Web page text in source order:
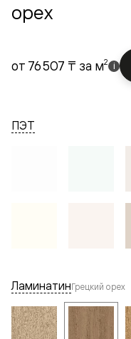
орех
от 76 507 ₸ за м2 i
ПЭТ
ЛаминатинГрецкий орех